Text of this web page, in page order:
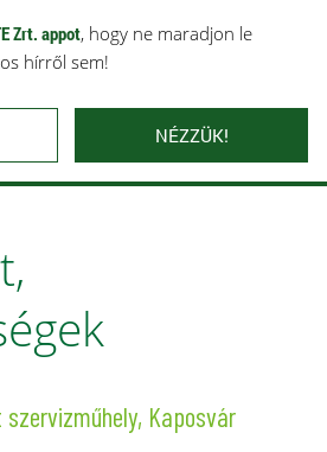
Zrt. appot, hogy ne maradjon le
hírről sem!
NÉZZÜK!
Kapcsolat
Kaposvár